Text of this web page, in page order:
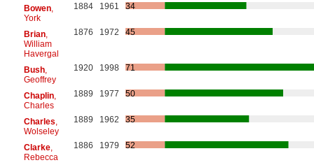
Bowen,
York
1884 1961 34
Brian,
William
Havergal
1876 1972 45
Bush,
Geoffrey
1920 1998 71
Chaplin,
Charles
1889 1977 50
Charles
Wolseley
1889 1962 35
Clarke,
Rebecca
1886 1979 52